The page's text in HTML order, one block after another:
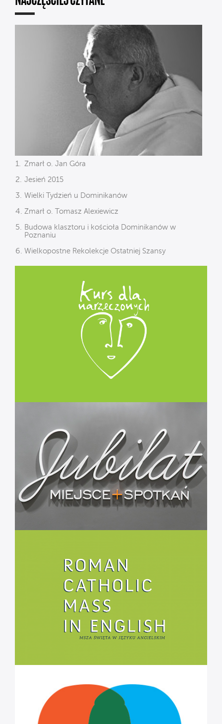
Zmarł o. Jan Góra
Jesień 2015
Wielki Tydzień u Dominikanów
Zmarł o. Tomasz Alexiewicz
Budowa klasztoru i kościoła Dominikanów w
Poznaniu
Wielkopostne Rekolekcje Ostatniej Szansy